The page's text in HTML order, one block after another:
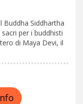
Siddhartha
per i buddhisti
di Maya Devi, il